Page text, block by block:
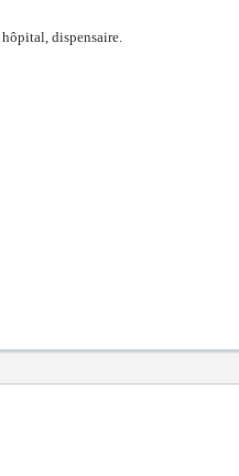
hôpital, dispensaire.